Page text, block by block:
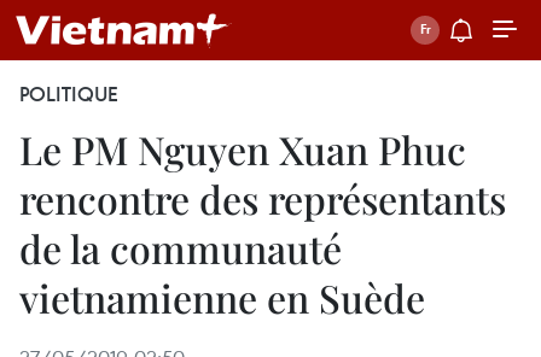
POLITIQUE
Le PM Nguyen Xuan Phuc
rencontre des représentants
de la communauté
vietnamienne en Suède